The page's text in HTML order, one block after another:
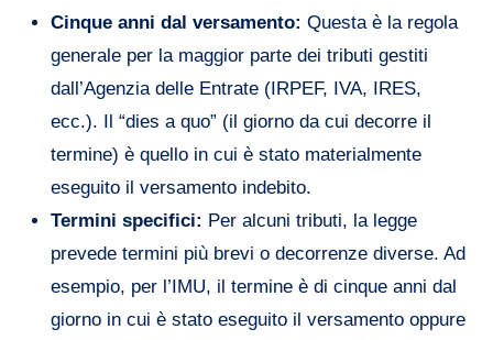
Cinque anni dal versamento: Questa è la regola
generale per la maggior parte dei tributi gestiti
dall’Agenzia delle Entrate (IRPEF, IVA, IRES,
ecc.). Il “dies a quo” (il giorno da cui decorre il
termine) è quello in cui è stato materialmente
eseguito il versamento indebito.
Termini specifici: Per alcuni tributi, la legge
prevede termini più brevi o decorrenze diverse. Ad
esempio, per l’IMU, il termine è di cinque anni dal
giorno in cui è stato eseguito il versamento oppure